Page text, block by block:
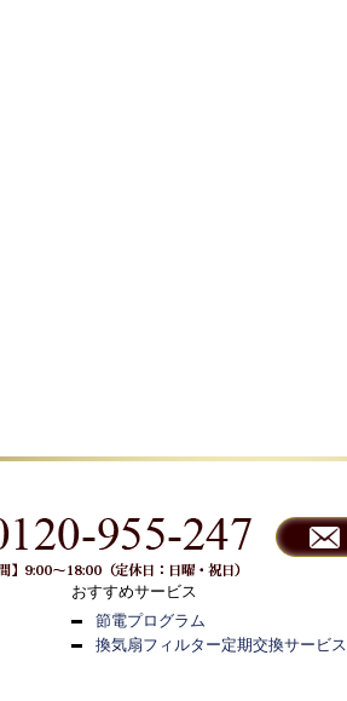
おすすめサービス
節電プログラム
換気扇フィルター定期交換サービス